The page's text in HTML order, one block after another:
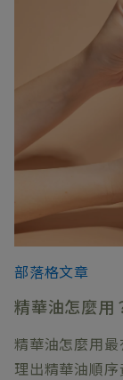
部落格文章
精華油怎麼用
精華油怎麼用
理出精華油順